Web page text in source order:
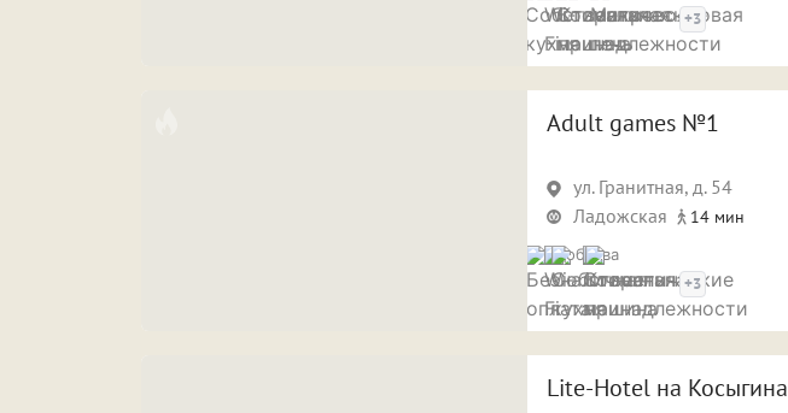
+3
Adult games №1
ул. Гранитная, д. 54
Ладожская
14 мин
Удобства
+3
Lite-Hotel на Косыгина